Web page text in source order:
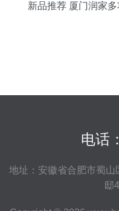
新品推荐 厦门润家
电话
地址：安徽省合肥市蜀
邸